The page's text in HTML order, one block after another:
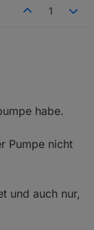
1
habe.
Pumpe nicht
und auch nur,